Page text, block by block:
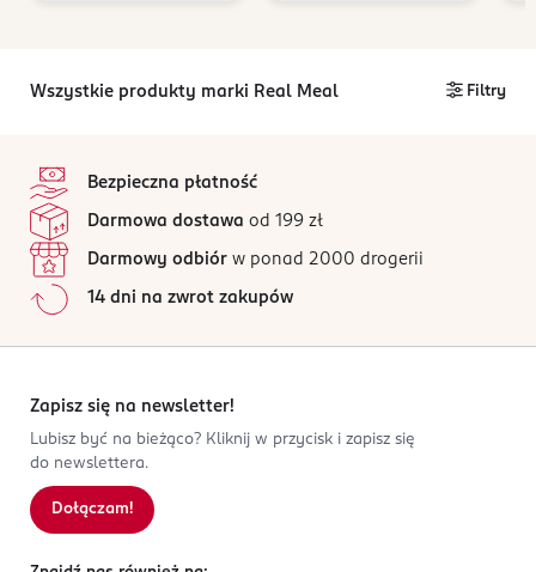
Wszystkie produkty marki Real Meal Filtry
Bezpieczna płatność
Darmowa dostawa od 199 zł
Darmowy odbiór w ponad 2000 drogerii
14 dni na zwrot zakupów
Zapisz się na newsletter!
Lubisz być na bieżąco? Kliknij w przycisk i zapisz się
do newslettera.
Dołączam!